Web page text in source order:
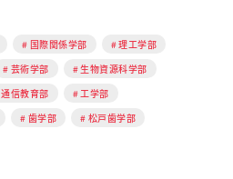
国際関係学部
理工学部
芸術学部
生物資源科学部
通信教育部
工学部
歯学部
松戸歯学部